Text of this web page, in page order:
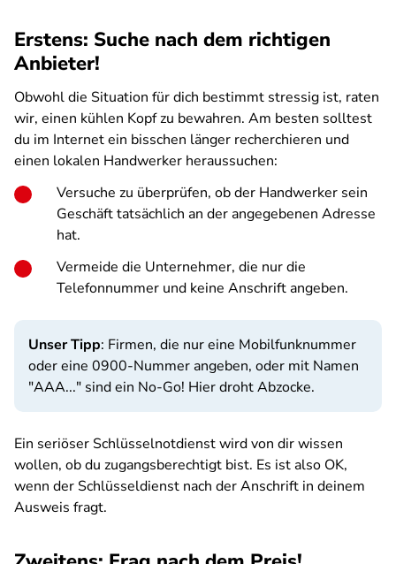
Erstens: Suche nach dem richtigen
Anbieter!
Obwohl die Situation für dich bestimmt stressig ist, raten
wir, einen kühlen Kopf zu bewahren. Am besten solltest
du im Internet ein bisschen länger recherchieren und
einen lokalen Handwerker heraussuchen:
Versuche zu überprüfen, ob der Handwerker sein
Geschäft tatsächlich an der angegebenen Adresse
hat.
Vermeide die Unternehmer, die nur die
Telefonnummer und keine Anschrift angeben.
Unser Tipp: Firmen, die nur eine Mobilfunknummer
oder eine 0900-Nummer angeben, oder mit Namen
"AAA..." sind ein No-Go! Hier droht Abzocke.
Ein seriöser Schlüsselnotdienst wird von dir wissen
wollen, ob du zugangsberechtigt bist. Es ist also OK,
wenn der Schlüsseldienst nach der Anschrift in deinem
Ausweis fragt.